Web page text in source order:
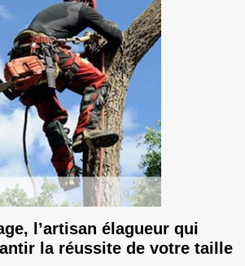
l’artisan élagueur qui
la réussite de votre taille